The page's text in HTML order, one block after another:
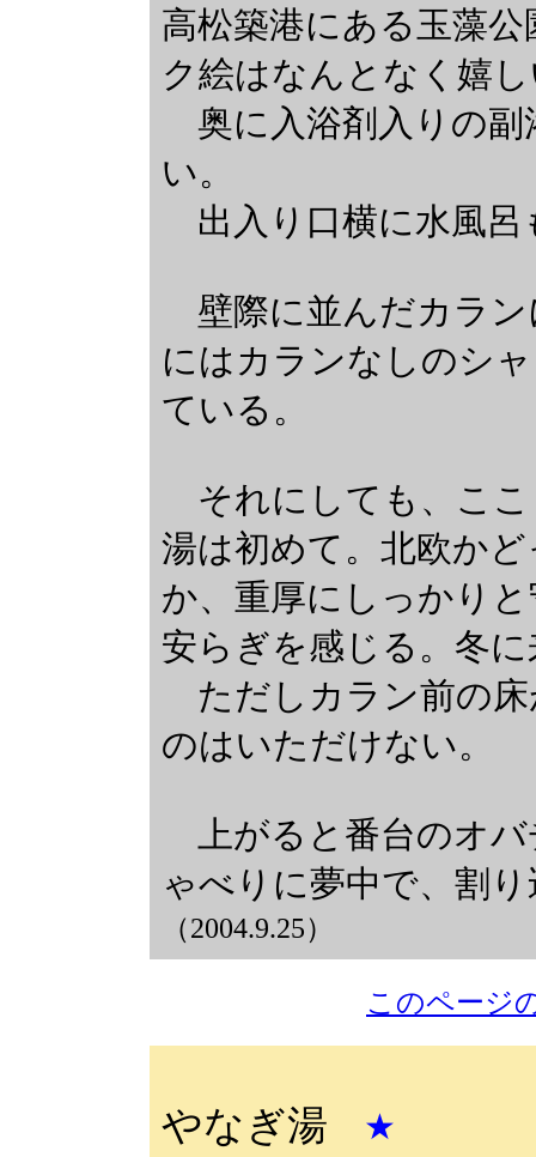
高松築港にある玉藻
ク絵はなんとなく嬉
奥に入浴剤入りの副
い。
出入り口横に水風呂
壁際に並んだカラン
にはカランなしのシ
ている。
それにしても、ここ
湯は初めて。北欧か
か、重厚にしっかり
安らぎを感じる。冬
ただしカラン前の床
のはいただけない。
上がると番台のオバ
ゃべりに夢中で、
（2004.9.25）
このページ
やなぎ湯 ★